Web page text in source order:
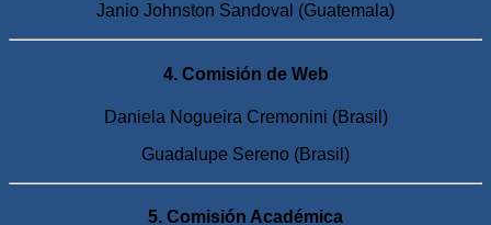
Janio Johnston Sandoval (Guatemala)
4. Comisión de Web
Daniela Nogueira Cremonini (Brasil)
Guadalupe Sereno (Brasil)
5. Comisión Académica